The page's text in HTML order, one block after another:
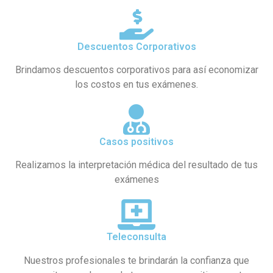
Descuentos Corporativos
Brindamos descuentos corporativos para así economizar
los costos en tus exámenes.
Casos positivos
Realizamos la interpretación médica del resultado de tus
exámenes
Teleconsulta
Nuestros profesionales te brindarán la confianza que